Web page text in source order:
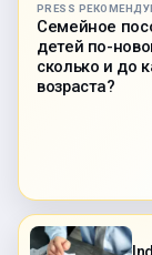
PRESS
Семейное
детей по-
сколько и до
возраста?